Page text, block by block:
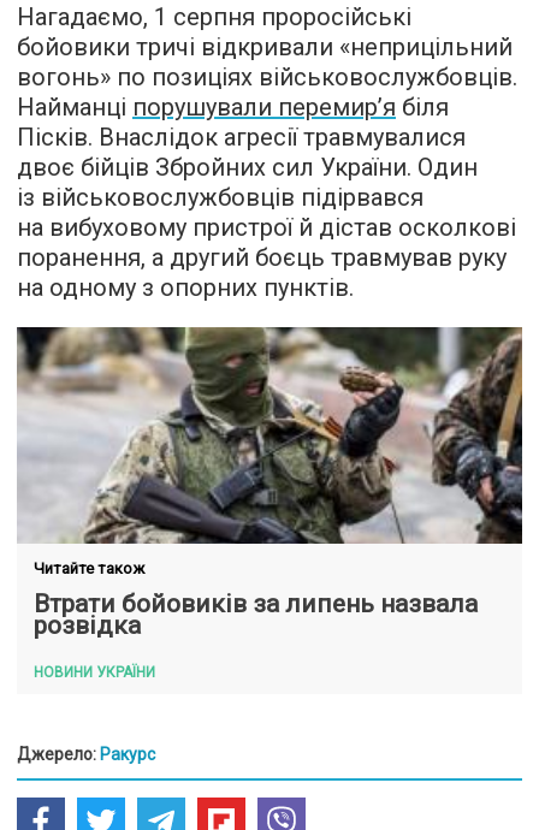
Нагадаємо, 1 серпня проросійські
бойовики тричі відкривали «неприцільний
вогонь» по позиціях військовослужбовців.
Найманці порушували перемир’я біля
Пісків. Внаслідок агресії травмувалися
двоє бійців Збройних сил України. Один
із військовослужбовців підірвався
на вибуховому пристрої й дістав осколкові
поранення, а другий боєць травмував руку
на одному з опорних пунктів.
Читайте також
Втрати бойовиків за липень назвала
розвідка
НОВИНИ УКРАЇНИ
Джерело: Ракурс